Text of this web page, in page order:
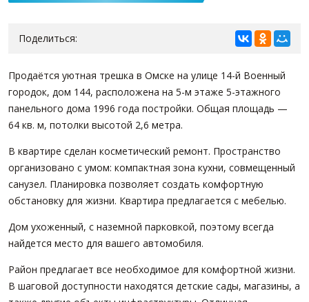
Поделиться:
Продаётся уютная трешка в Омске на улице 14-й Военный
городок, дом 144, расположена на 5-м этаже 5-этажного
панельного дома 1996 года постройки. Общая площадь —
64 кв. м, потолки высотой 2,6 метра.
В квартире сделан косметический ремонт. Пространство
организовано с умом: компактная зона кухни, совмещенный
санузел. Планировка позволяет создать комфортную
обстановку для жизни. Квартира предлагается с мебелью.
Дом ухоженный, с наземной парковкой, поэтому всегда
найдется место для вашего автомобиля.
Район предлагает все необходимое для комфортной жизни.
В шаговой доступности находятся детские сады, магазины, а